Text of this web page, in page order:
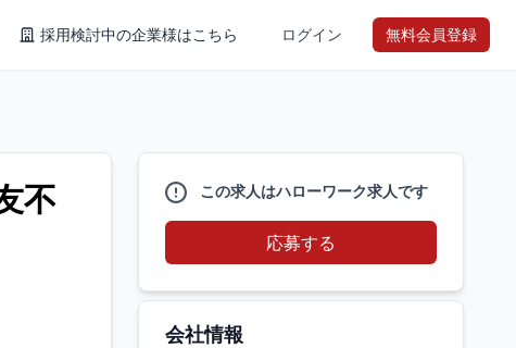
採用検討中の企業様はこちら ログイン 無料会員登録
不
この求人はハローワーク求人です
応募する
会社情報